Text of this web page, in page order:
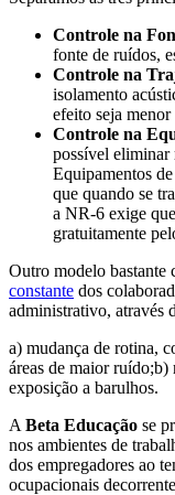
Controle na
fonte de ruídos,
Controle na
isolamento
efeito seja
Controle na
possível eliminar
Equipamentos
que quando se
a NR-6 exige
gratuitamente
Outro modelo bastante
constante dos
administrativo, através
a) mudança de rotina,
áreas de maior ruído;b)
exposição a barulhos.
A Beta Educação se
nos ambientes de
dos empregadores ao
ocupacionais